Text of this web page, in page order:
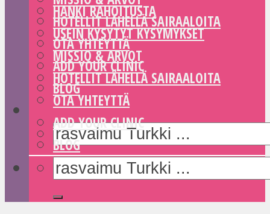
HOTELLIT LÄHELLÄ SAIRAALOITA
OTA YHTEYTTÄ
ADD YOUR CLINIC
BLOG
HANKI RAHOITUSTA
USEIN KYSYTYT KYSYMYKSET
MISSIO & ARVOT
HOTELLIT LÄHELLÄ SAIRAALOITA
OTA YHTEYTTÄ
ADD YOUR CLINIC
BLOG